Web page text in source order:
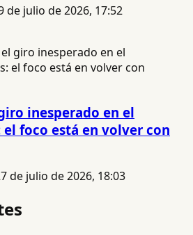
de julio de 2026, 17:52
inesperado en el
el foco está en volver con
de julio de 2026, 18:03